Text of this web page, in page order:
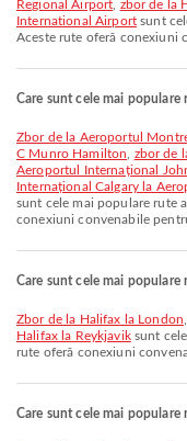
Regional Airport zbor de la
International Airportsunt
Aceste rute oferă conexiuni
Care sunt cele mai populare
zbor de la Aeroportul Montreal Saint Hubert la Aeroportul Internațional John
C Munro Hamilton
zbor de
Aeroportul Internațional
Internațional Calgary la
sunt cele mai populare rute
conexiuni convenabile
Care sunt cele mai populare
zbor de la Halifax la London
Halifax la Reykjaviksunt
rute oferă conexiuni
Care sunt cele mai populare